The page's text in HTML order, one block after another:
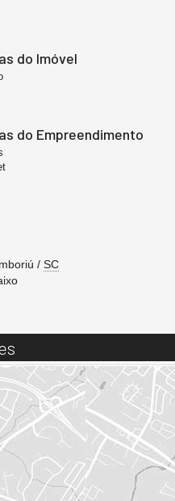
do Imóvel
do Empreendimento
/ SC